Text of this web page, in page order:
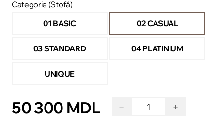
Categorie (Stofă)
01 BASIC
02 CASUAL
03 STANDARD 04 PLATINIUM
UNIQUE
50 300 MDL − +